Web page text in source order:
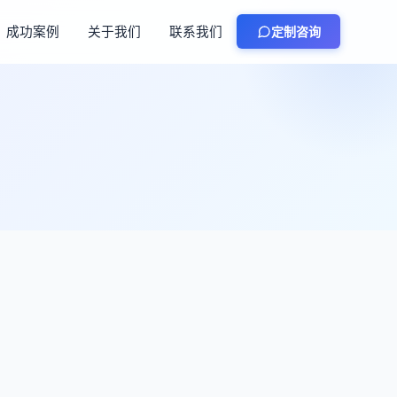
成功案例 关于我们 联系我们 定制咨询